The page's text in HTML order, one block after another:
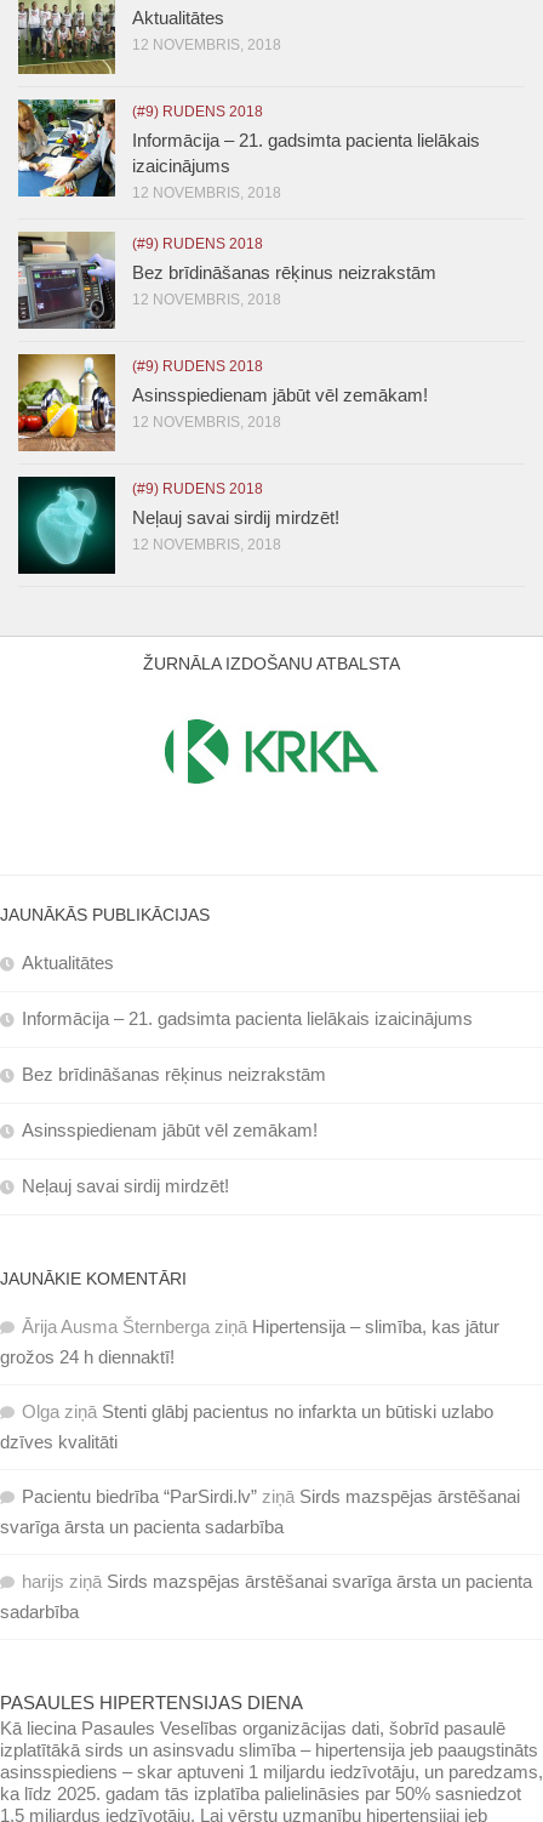
Aktualitātes
12 NOVEMBRIS, 2018
(#9) RUDENS 2018
Informācija – 21. gadsimta pacienta lielākais
izaicinājums
12 NOVEMBRIS, 2018
(#9) RUDENS 2018
Bez brīdināšanas rēķinus neizrakstām
12 NOVEMBRIS, 2018
(#9) RUDENS 2018
Asinsspiedienam jābūt vēl zemākam!
12 NOVEMBRIS, 2018
(#9) RUDENS 2018
Neļauj savai sirdij mirdzēt!
12 NOVEMBRIS, 2018
ŽURNĀLA IZDOŠANU ATBALSTA
JAUNĀKĀS PUBLIKĀCIJAS
Aktualitātes
Informācija – 21. gadsimta pacienta lielākais izaicinājums
Bez brīdināšanas rēķinus neizrakstām
Asinsspiedienam jābūt vēl zemākam!
Neļauj savai sirdij mirdzēt!
JAUNĀKIE KOMENTĀRI
Ārija Ausma Šternberga ziņā Hipertensija – slimība, kas jātur
grožos 24 h diennaktī!
Olga ziņā Stenti glābj pacientus no infarkta un būtiski uzlabo
dzīves kvalitāti
Pacientu biedrība “ParSirdi.lv” ziņā Sirds mazspējas ārstēšanai
svarīga ārsta un pacienta sadarbība
harijs ziņā Sirds mazspējas ārstēšanai svarīga ārsta un pacienta
sadarbība
PASAULES HIPERTENSIJAS DIENA
Kā liecina Pasaules Veselības organizācijas dati, šobrīd pasaulē
izplatītākā sirds un asinsvadu slimība – hipertensija jeb paaugstināts
asinsspiediens – skar aptuveni 1 miljardu iedzīvotāju, un paredzams,
ka līdz 2025. gadam tās izplatība palielināsies par 50% sasniedzot
1,5 miljardus iedzīvotāju. Lai vērstu uzmanību hipertensijai jeb